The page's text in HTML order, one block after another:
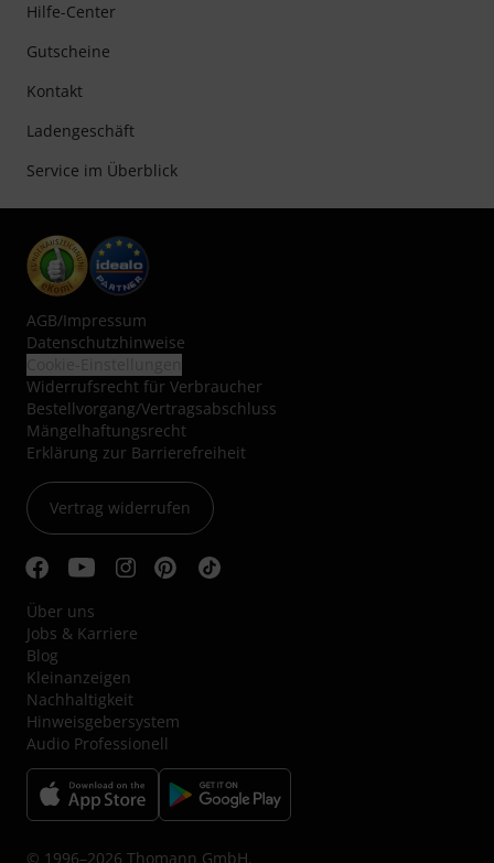
Hilfe-Center
Gutscheine
Kontakt
Ladengeschäft
Service im Überblick
AGB/Impressum
Datenschutzhinweise
Widerrufsrecht für Verbraucher
Bestellvorgang/Vertragsabschluss
Mängelhaftungsrecht
Erklärung zur Barrierefreiheit
Vertrag widerrufen
Über uns
Jobs & Karriere
Blog
Kleinanzeigen
Nachhaltigkeit
Hinweisgebersystem
Audio Professionell
© 1996–2026 Thomann GmbH.